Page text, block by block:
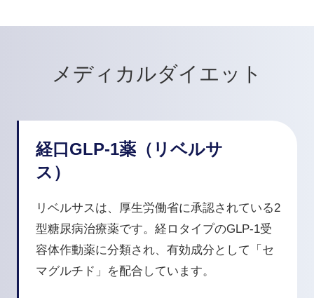
メディカルダイエット
経口GLP-1薬（リベルサ
ス）
リベルサスは、厚生労働省に承認されている2
型糖尿病治療薬です。経ロタイプのGLP-1受
容体作動薬に分類され、有効成分として「セ
マグルチド」を配合しています。